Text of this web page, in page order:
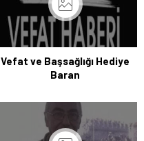
Vefat ve Başsağlığı Hediye
Baran